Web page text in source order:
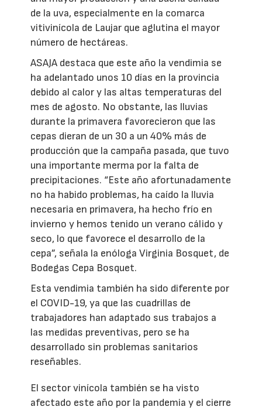
de la uva, especialmente en la comarca
vitivinícola de Laujar que aglutina el mayor
número de hectáreas.
ASAJA destaca que este año la vendimia se
ha adelantado unos 10 días en la provincia
debido al calor y las altas temperaturas del
mes de agosto. No obstante, las lluvias
durante la primavera favorecieron que las
cepas dieran de un 30 a un 40% más de
producción que la campaña pasada, que tuvo
una importante merma por la falta de
precipitaciones. “Este año afortunadamente
no ha habido problemas, ha caído la lluvia
necesaria en primavera, ha hecho frío en
invierno y hemos tenido un verano cálido y
seco, lo que favorece el desarrollo de la
cepa”, señala la enóloga Virginia Bosquet, de
Bodegas Cepa Bosquet.
Esta vendimia también ha sido diferente por
el COVID-19, ya que las cuadrillas de
trabajadores han adaptado sus trabajos a
las medidas preventivas, pero se ha
desarrollado sin problemas sanitarios
reseñables.
El sector vinícola también se ha visto
afectado este año por la pandemia y el cierre